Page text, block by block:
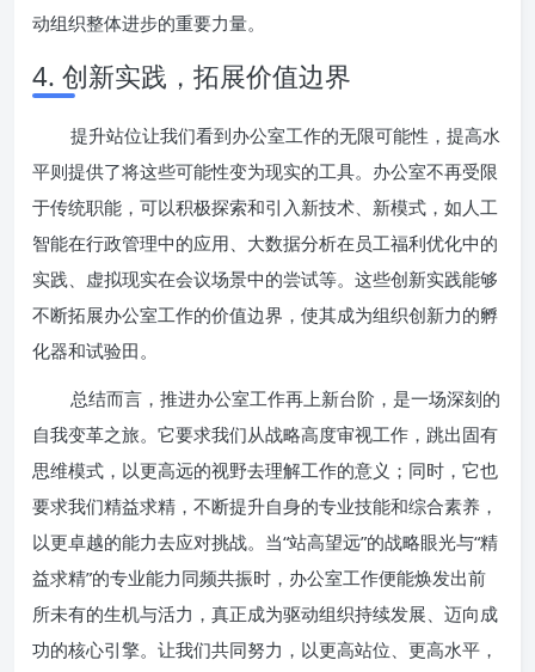
动组织整体进步的重要力量。
4. 创新实践，拓展价值边界
提升站位让我们看到办公室工作的无限可能性，提高水
平则提供了将这些可能性变为现实的工具。办公室不再受限
于传统职能，可以积极探索和引入新技术、新模式，如人工
智能在行政管理中的应用、大数据分析在员工福利优化中的
实践、虚拟现实在会议场景中的尝试等。这些创新实践能够
不断拓展办公室工作的价值边界，使其成为组织创新力的孵
化器和试验田。
总结而言，推进办公室工作再上新台阶，是一场深刻的
自我变革之旅。它要求我们从战略高度审视工作，跳出固有
思维模式，以更高远的视野去理解工作的意义；同时，它也
要求我们精益求精，不断提升自身的专业技能和综合素养，
以更卓越的能力去应对挑战。当“站高望远”的战略眼光与“精
益求精”的专业能力同频共振时，办公室工作便能焕发出前
所未有的生机与活力，真正成为驱动组织持续发展、迈向成
功的核心引擎。让我们共同努力，以更高站位、更高水平，